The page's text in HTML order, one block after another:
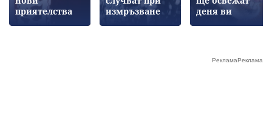
приятелства
измръзване
деня ви